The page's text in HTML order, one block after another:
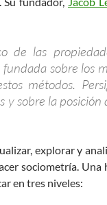
de las
sobre los
métodos.
y sobre la
explorar y
sociometría.
en tres niveles: